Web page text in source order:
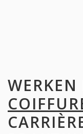
WERKEN